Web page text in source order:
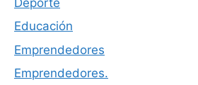
Educación
Emprendedores
Emprendedores.